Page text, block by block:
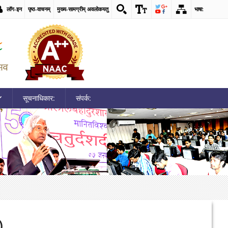
लॉग-इन पृष्ठ-वाचनम् मुख्य-सामग्रीम् अवलोकयतु भाषा:
सूचनाधिकार: संपर्क: